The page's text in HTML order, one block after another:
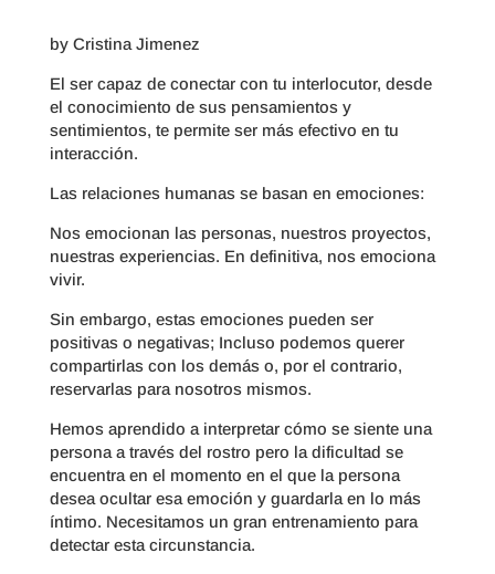
by Cristina Jimenez
El ser capaz de conectar con tu interlocutor, desde
el conocimiento de sus pensamientos y
sentimientos, te permite ser más efectivo en tu
interacción.
Las relaciones humanas se basan en emociones:
Nos emocionan las personas, nuestros proyectos,
nuestras experiencias. En definitiva, nos emociona
vivir.
Sin embargo, estas emociones pueden ser
positivas o negativas; Incluso podemos querer
compartirlas con los demás o, por el contrario,
reservarlas para nosotros mismos.
Hemos aprendido a interpretar cómo se siente una
persona a través del rostro pero la dificultad se
encuentra en el momento en el que la persona
desea ocultar esa emoción y guardarla en lo más
íntimo. Necesitamos un gran entrenamiento para
detectar esta circunstancia.